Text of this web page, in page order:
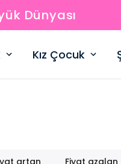
Dünyası
Kız Çocuk
artan Fiyat azalan